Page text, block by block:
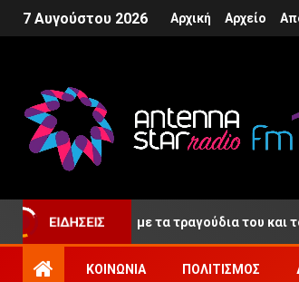
7 Αυγούστου 2026 Αρχική Αρχείο
ΕΙΔΉΣΕΙΣ
«αντίο» με τα τραγούδια του και τον ήχο
ΚΟΙΝΩΝΊΑ ΠΟΛΙΤΙΣΜΌΣ